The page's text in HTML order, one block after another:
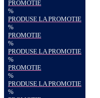
PROMOTIE
%
PRODUSE LA PROMOTIE
%
PROMOTIE
%
PRODUSE LA PROMOTIE
%
PROMOTIE
%
PRODUSE LA PROMOTIE
%